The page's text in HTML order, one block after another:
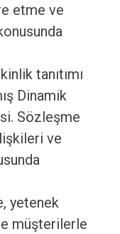
etme ve
tanıtımı
Dinamik
Sözleşme
ve
yetenek
müşterilerle